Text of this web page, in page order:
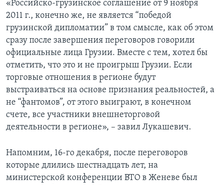
«Российско-грузинское соглашение от 9 ноября
2011 г., конечно же, не является “победой
грузинской дипломатии” в том смысле, как об этом
сразу после завершения переговоров говорили
официальные лица Грузии. Вместе с тем, хотел бы
отметить, что это и не проигрыш Грузии. Если
торговые отношения в регионе будут
выстраиваться на основе признания реальностей, а
не “фантомов”, от этого выиграют, в конечном
счете, все участники внешнеторговой
деятельности в регионе», – завил Лукашевич.
Напомним, 16-го декабря, после переговоров
которые длились шестнадцать лет, на
министерской конференции ВТО в Женеве был